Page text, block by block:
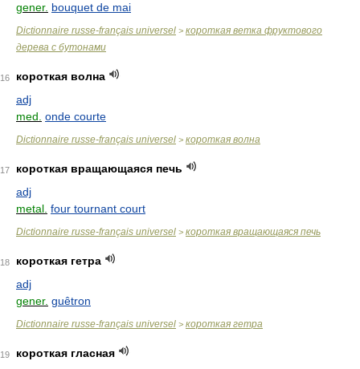
gener. bouquet de mai
Dictionnaire russe-français universel > короткая ветка фруктового
дерева с бутонами
16
короткая волна
adj
med. onde courte
Dictionnaire russe-français universel > короткая волна
17
короткая вращающаяся печь
adj
metal. four tournant court
Dictionnaire russe-français universel > короткая вращающаяся печь
18
короткая гетра
adj
gener. guêtron
Dictionnaire russe-français universel > короткая гетра
19
короткая гласная